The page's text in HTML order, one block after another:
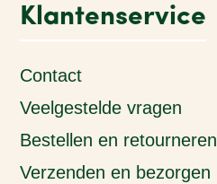
Klantenservice
Contact
Veelgestelde vragen
Bestellen en retourneren
Verzenden en bezorgen